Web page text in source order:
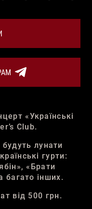
«Українські
Club.
лунати
гурти:
«Брати
багато інших.
від 500 грн.